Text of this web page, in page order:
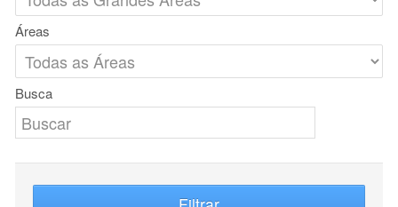
Áreas
Busca